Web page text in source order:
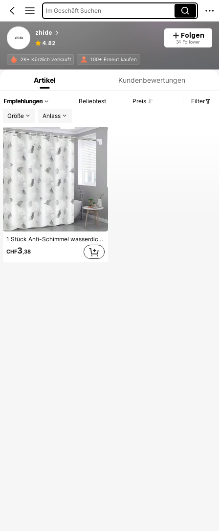
Im Geschäft Suchen
zhide
4.82
Folgen
34 Follower
2K+ Kürzlich verkauft 100+ Erneut kaufen
Produktinformation: Preisangabe, Verkaufs- und Lagerbestandsdetails.
Artikel Kundenbewertungen
Empfehlungen Beliebtest Preis
Filter
Größe
Anlass
1 Stück Anti-Schimmel wasserdichter PEVA Schwarz & Weiß Blatt Muster Duschvorhang mit Metallösen & Ringen, in verschiedenen Größen erhältlich, kann als Türvorhang, Raumteiler, Duschvorhang, Fenstervorhang, wetterfeste Raumdekoration, Badezimmer Accessoires, Rückkehr zur Schule Badezimmer Dekoration verwendet werden
CHF3,38